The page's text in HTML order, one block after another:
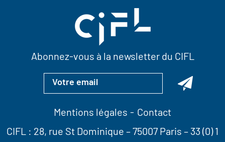
Abonnez-vous à la newsletter du CIFL
Mentions légales
Contact
CIFL : 28, rue St Dominique – 75007 Paris – 33 (0) 1